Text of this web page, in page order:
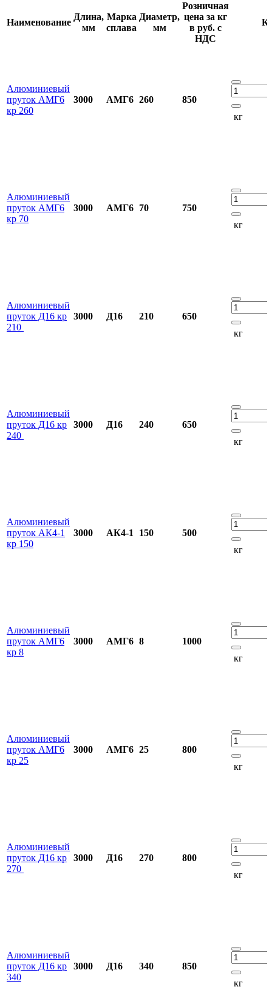
Наименование
Длина,
мм
Марка
сплава
Диаметр,
мм
Розничная
цена за кг
в руб. с
НДС
Алюминиевый
пруток АМГ6
кр 260
3000 АМГ6 260
850
кг
Алюминиевый
пруток АМГ6
кр 70
3000 АМГ6 70
750
кг
Алюминиевый
пруток Д16 кр
210
3000 Д16 210
650
кг
Алюминиевый
пруток Д16 кр
240
3000 Д16 240
650
кг
Алюминиевый
пруток АК4-1
кр 150
3000 АК4-1 150
500
кг
Алюминиевый
пруток АМГ6
кр 8
3000 АМГ6 8
1000
кг
Алюминиевый
пруток АМГ6
кр 25
3000 АМГ6 25
800
кг
Алюминиевый
пруток Д16 кр
270
3000 Д16 270
800
кг
Алюминиевый
пруток Д16 кр
340
3000 Д16 340
850
кг